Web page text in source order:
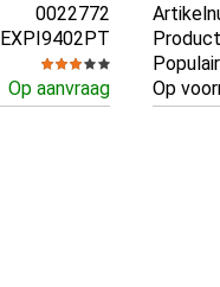
0022772
EXPI9402PT
Op aanvraag
Op